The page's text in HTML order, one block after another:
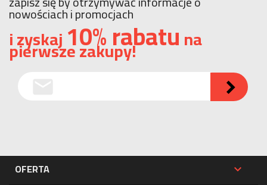
nowościach i promocjach
i zyskaj10% rabatuna
pierwsze zakupy!

OFERTA 